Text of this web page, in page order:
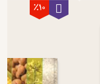
٪10